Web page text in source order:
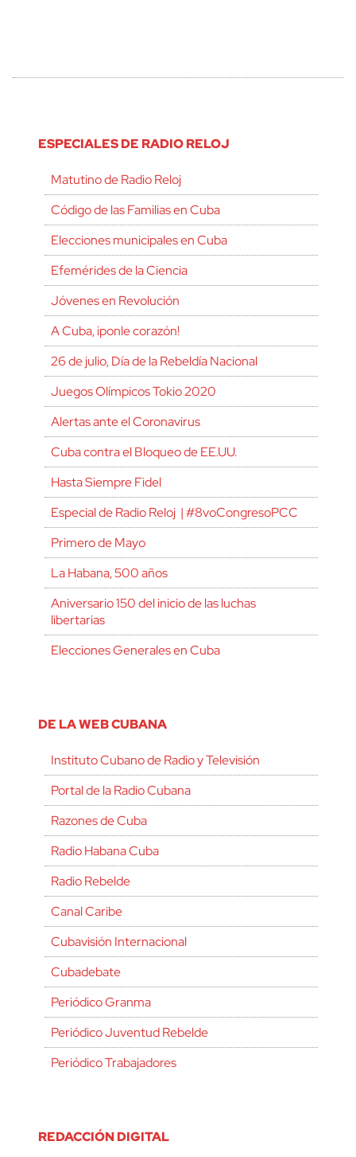
ESPECIALES DE RADIO RELOJ
Matutino de Radio Reloj
Código de las Familias en Cuba
Elecciones municipales en Cuba
Efemérides de la Ciencia
Jóvenes en Revolución
A Cuba, ¡ponle corazón!
26 de julio, Día de la Rebeldía Nacional
Juegos Olímpicos Tokio 2020
Alertas ante el Coronavirus
Cuba contra el Bloqueo de EE.UU.
Hasta Siempre Fidel
Especial de Radio Reloj | #8voCongresoPCC
Primero de Mayo
La Habana, 500 años
Aniversario 150 del inicio de las luchas
libertarias
Elecciones Generales en Cuba
DE LA WEB CUBANA
Instituto Cubano de Radio y Televisión
Portal de la Radio Cubana
Razones de Cuba
Radio Habana Cuba
Radio Rebelde
Canal Caribe
Cubavisión Internacional
Cubadebate
Periódico Granma
Periódico Juventud Rebelde
Periódico Trabajadores
REDACCIÓN DIGITAL